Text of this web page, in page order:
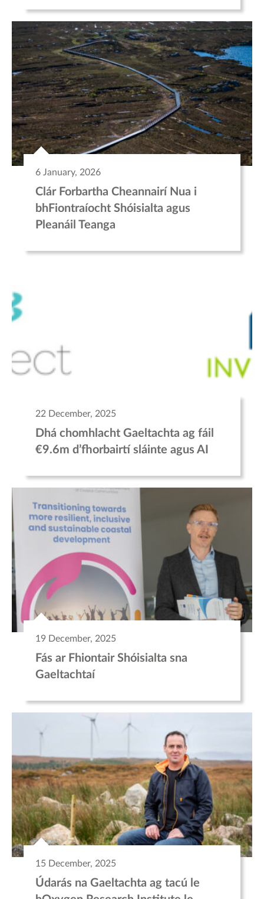
6 January, 2026
Clár Forbartha Cheannairí Nua i
bhFiontraíocht Shóisialta agus
Pleanáil Teanga
22 December, 2025
Dhá chomhlacht Gaeltachta ag fáil
€9.6m d’fhorbairtí sláinte agus AI
19 December, 2025
Fás ar Fhiontair Shóisialta sna
Gaeltachtaí
15 December, 2025
Údarás na Gaeltachta ag tacú le